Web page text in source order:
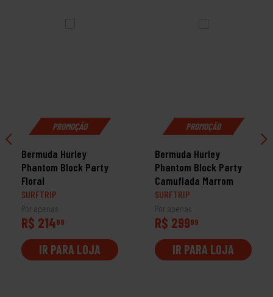
PROMOÇÃO
Bermuda Hurley
Phantom Block Party
Floral
SURFTRIP
Por apenas
R$ 21499
IR PARA LOJA
PROMOÇÃO
Bermuda Hurley
Phantom Block Party
Camuflada Marrom
SURFTRIP
Por apenas
R$ 29999
IR PARA LOJA